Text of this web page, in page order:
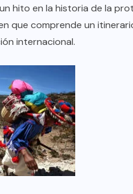
hito en la historia de la
que comprende un
internacional.
24, 2026